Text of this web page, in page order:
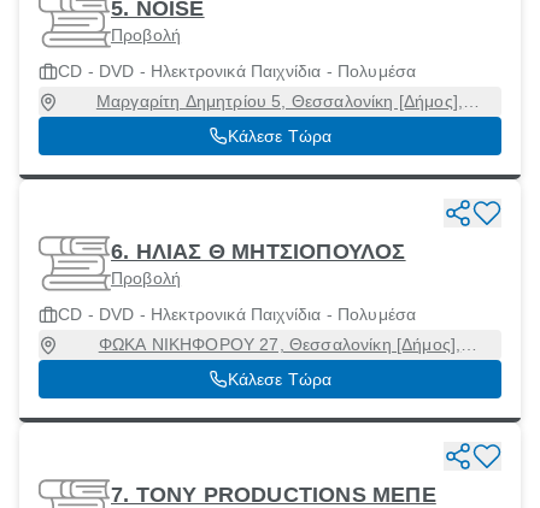
5. NOISE
Προβολή
CD - DVD - Ηλεκτρονικά Παιχνίδια - Πολυμέσα
Μαργαρίτη Δημητρίου 5, Θεσσαλονίκη [Δήμος],
Θεσσαλονίκη, 54621
Κάλεσε Τώρα
6. ΗΛΙΑΣ Θ ΜΗΤΣΙΟΠΟΥΛΟΣ
Προβολή
CD - DVD - Ηλεκτρονικά Παιχνίδια - Πολυμέσα
ΦΩΚΑ ΝΙΚΗΦΟΡΟΥ 27, Θεσσαλονίκη [Δήμος],
Θεσσαλονίκη, 54621
Κάλεσε Τώρα
7. TONY PRODUCTIONS ΜΕΠΕ